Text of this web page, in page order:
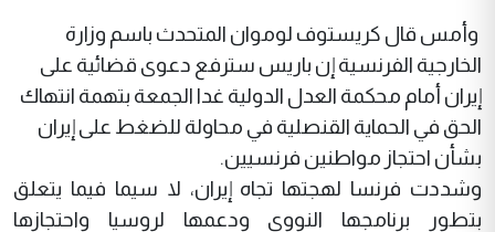
وأمس قال كريستوف لوموان المتحدث باسم وزارة
الخارجية الفرنسية إن باريس سترفع دعوى قضائية على
إيران أمام محكمة العدل الدولية غدا الجمعة بتهمة انتهاك
الحق في الحماية القنصلية في محاولة للضغط على إيران
بشأن احتجاز مواطنين فرنسيين.
وشددت فرنسا لهجتها تجاه إيران، لا سيما فيما يتعلق
بتطور برنامجها النووي ودعمها لروسيا واحتجازها